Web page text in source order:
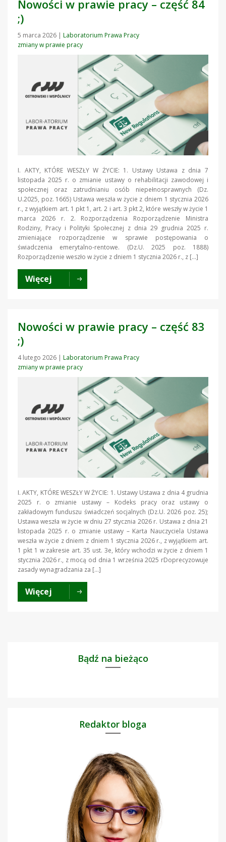
Nowości w prawie pracy – część 84
;)
5 marca 2026 | Laboratorium Prawa Pracy
zmiany w prawie pracy
I. AKTY, KTÓRE WESZŁY W ŻYCIE: 1. Ustawy Ustawa z dnia 7
listopada 2025 r. o zmianie ustawy o rehabilitacji zawodowej i
społecznej oraz zatrudnianiu osób niepełnosprawnych (Dz.
U.2025, poz. 1665) Ustawa weszła w życie z dniem 1 stycznia 2026
r., z wyjątkiem art. 1 pkt 1, art. 2 i art. 3 pkt 2, które weszły w życie 1
marca 2026 r. 2. Rozporządzenia Rozporządzenie Ministra
Rodziny, Pracy i Polityki Społecznej z dnia 29 grudnia 2025 r.
zmieniające rozporządzenie w sprawie postępowania o
świadczenia emerytalno-rentowe. (Dz.U. 2025 poz. 1888)
Rozporządzenie weszło w życie z dniem 1 stycznia 2026 r., z […]
Więcej
Nowości w prawie pracy – część 83
;)
4 lutego 2026 | Laboratorium Prawa Pracy
zmiany w prawie pracy
I. AKTY, KTÓRE WESZŁY W ŻYCIE: 1. Ustawy Ustawa z dnia 4 grudnia
2025 r. o zmianie ustawy – Kodeks pracy oraz ustawy o
zakładowym funduszu świadczeń socjalnych (Dz.U. 2026 poz. 25);
Ustawa weszła w życie w dniu 27 stycznia 2026 r. Ustawa z dnia 21
listopada 2025 r. o zmianie ustawy – Karta Nauczyciela Ustawa
weszła w życie z dniem z dniem 1 stycznia 2026 r., z wyjątkiem art.
1 pkt 1 w zakresie art. 35 ust. 3e, który wchodzi w życie z dniem 1
stycznia 2026 r., z mocą od dnia 1 września 2025 rDoprecyzowuje
zasady wynagradzania za […]
Więcej
Bądź na bieżąco
Redaktor bloga